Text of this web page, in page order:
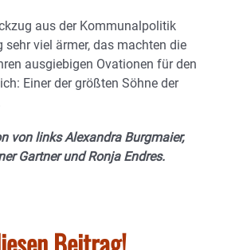
aus der Kommunalpolitik
sehr viel ärmer, das machten die
ausgiebigen Ovationen für den
Einer der größten Söhne der
von links Alexandra Burgmaier,
Gartner und Ronja Endres.